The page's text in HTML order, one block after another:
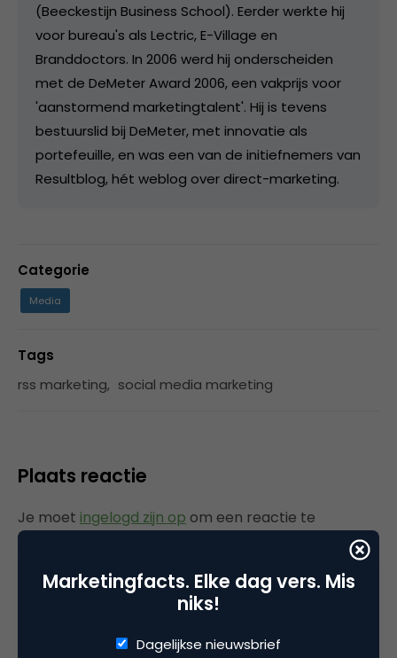
(Beeckestijn Business School). Eerder werkte hij
voor bureau's als Lectric, E-Village en
Branddoctors. In 2006 werd hij onderscheiden
met de DeMeter Award 2006, een vakprijs voor
'aanstormend marketingtalent'. Hij is tevens
bestuurslid bij DeMeter, met innovatie als
portefeuille, en was een van de initiefnemers van
Resultblog, hét weblog over direct-marketing.
Categorie
Media
Tags
rss marketing, social media marketing
Plaats reactie
Je moet ingelogd zijn op om een reactie te
plaatsen.
Gerelateerde artikelen
Marketingfacts. Elke dag vers. Mis
niks!
Dagelijkse nieuwsbrief